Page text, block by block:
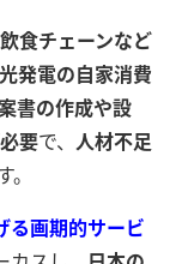
食チェーンなど
発電の自家消費
書の作成や設
要で、 人材不足
る画期的サービ